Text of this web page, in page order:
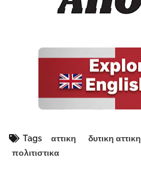
Tags αττικη δυτικη αττικη
πολιτιστικα